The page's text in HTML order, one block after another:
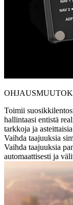
Toimii
hallintaasi entistä
tarkkoja ja
Vaihda taajuuksia
Vaihda taajuuksia
automaattisesti ja